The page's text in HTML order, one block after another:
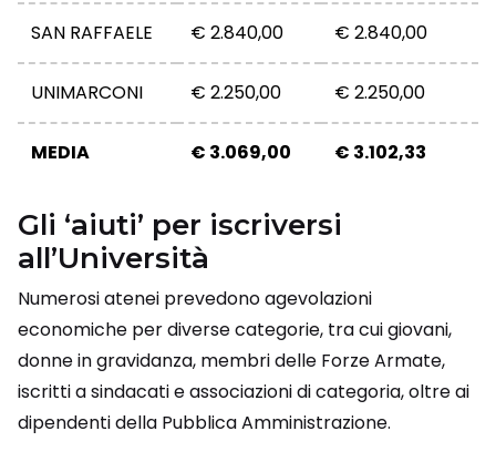
SAN RAFFAELE € 2.840,00 € 2.840,00
UNIMARCONI € 2.250,00 € 2.250,00
MEDIA € 3.069,00 € 3.102,33
Gli ‘aiuti’ per iscriversi
all’Università
Numerosi atenei prevedono agevolazioni
economiche per diverse categorie, tra cui giovani,
donne in gravidanza, membri delle Forze Armate,
iscritti a sindacati e associazioni di categoria, oltre ai
dipendenti della Pubblica Amministrazione.